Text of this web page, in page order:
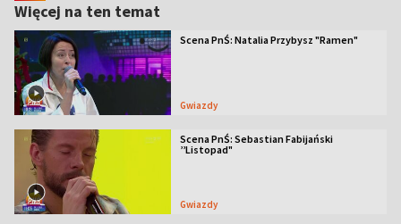
Więcej na ten temat
Scena PnŚ: Natalia Przybysz "Ramen"
Gwiazdy
Scena PnŚ: Sebastian Fabijański
’’Listopad"
Gwiazdy